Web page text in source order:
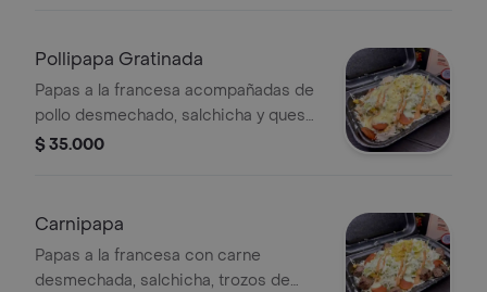
Pollipapa Gratinada
Papas a la francesa acompañadas de
pollo desmechado, salchicha y queso
gratinado.
$ 35.000
Carnipapa
Papas a la francesa con carne
desmechada, salchicha, trozos de